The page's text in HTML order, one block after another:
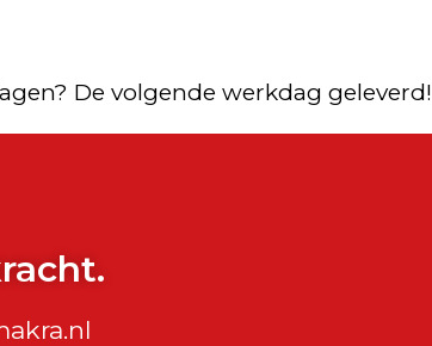
De volgende werkdag geleverd!